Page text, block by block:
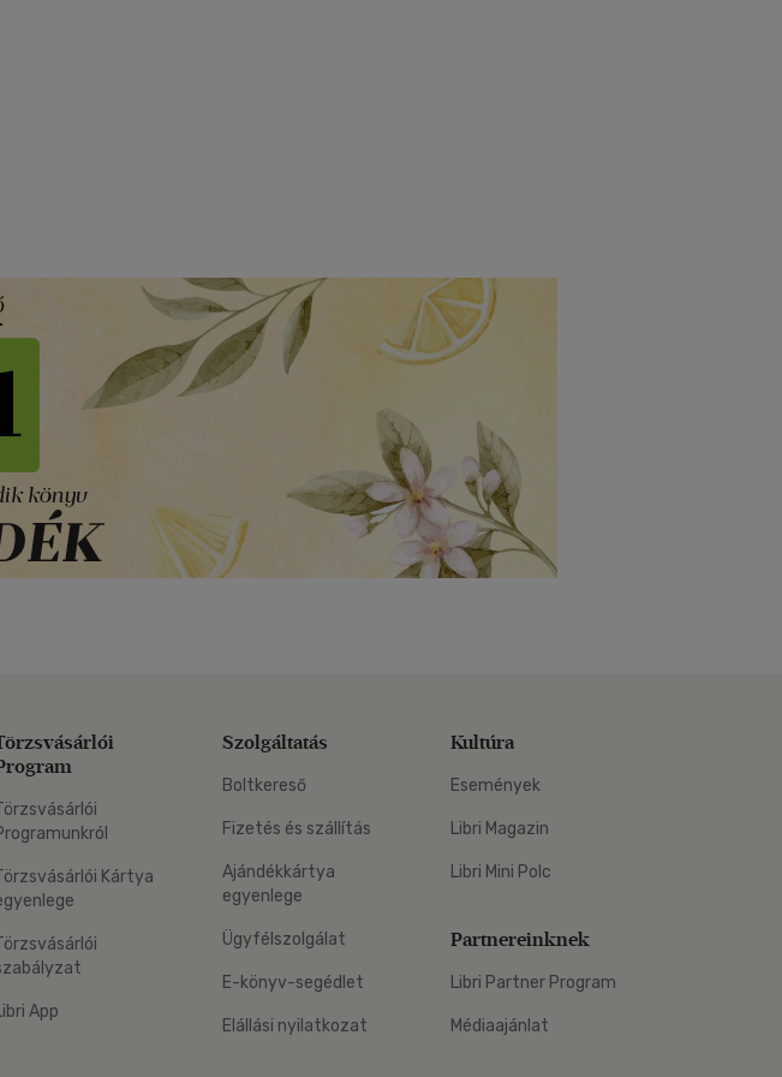
Kártya
App
Szolgáltatás
Boltkereső
Fizetés és szállítás
Ajándékkártya
egyenlege
Ügyfélszolgálat
E-könyv-segédlet
Elállási nyilatkozat
Kultúra
Események
Libri Magazin
Libri Mini Polc
Partnereinknek
Libri Partner Program
Médiaajánlat